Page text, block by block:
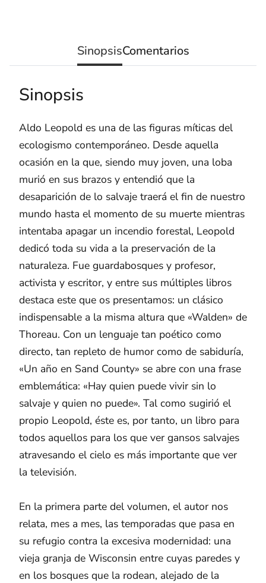
SinopsisComentarios
Sinopsis
Aldo Leopold es una de las figuras míticas del
ecologismo contemporáneo. Desde aquella
ocasión en la que, siendo muy joven, una loba
murió en sus brazos y entendió que la
desaparición de lo salvaje traerá el fin de nuestro
mundo hasta el momento de su muerte mientras
intentaba apagar un incendio forestal, Leopold
dedicó toda su vida a la preservación de la
naturaleza. Fue guardabosques y profesor,
activista y escritor, y entre sus múltiples libros
destaca este que os presentamos: un clásico
indispensable a la misma altura que «Walden» de
Thoreau. Con un lenguaje tan poético como
directo, tan repleto de humor como de sabiduría,
«Un año en Sand County» se abre con una frase
emblemática: «Hay quien puede vivir sin lo
salvaje y quien no puede». Tal como sugirió el
propio Leopold, éste es, por tanto, un libro para
todos aquellos para los que ver gansos salvajes
atravesando el cielo es más importante que ver
la televisión.
En la primera parte del volumen, el autor nos
relata, mes a mes, las temporadas que pasa en
su refugio contra la excesiva modernidad: una
vieja granja de Wisconsin entre cuyas paredes y
en los bosques que la rodean, alejado de la